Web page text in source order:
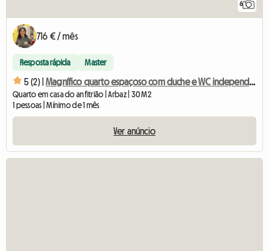
6
716 € / mês
Resposta rápida Master
5 (2) | Magnífico quarto espaçoso com duche e WC independente
Quarto em casa do anfitrião | Arbaz | 30 M2
1 pessoas | Mínimo de 1 mês
Ver anúncio